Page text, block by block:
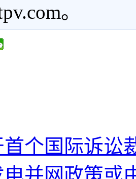
。
首个国际诉讼